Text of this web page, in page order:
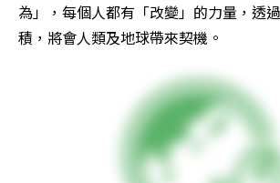
為」，每個人都有「改變」的力量，透
積，將會人類及地球帶來契機。